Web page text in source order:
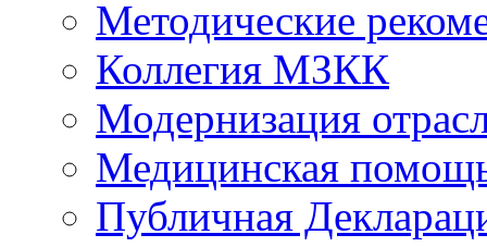
Методические
Коллегия МЗКК
Модернизация
Медицинская
Публичная